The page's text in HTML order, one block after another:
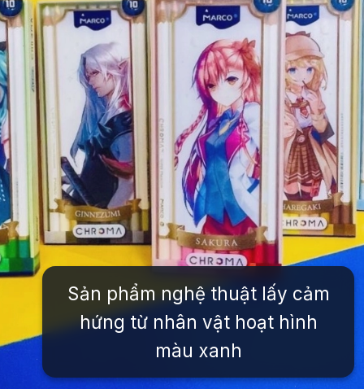
Sản phẩm nghệ thuật lấy cảm
hứng từ nhân vật hoạt hình
màu xanh